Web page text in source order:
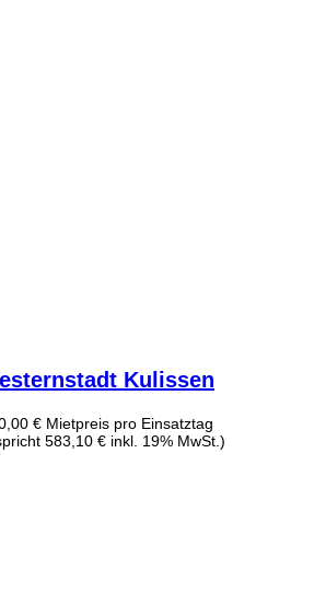
Kulissen
€Mietpreis pro Einsatztag
583,10 € inkl. 19% MwSt.)